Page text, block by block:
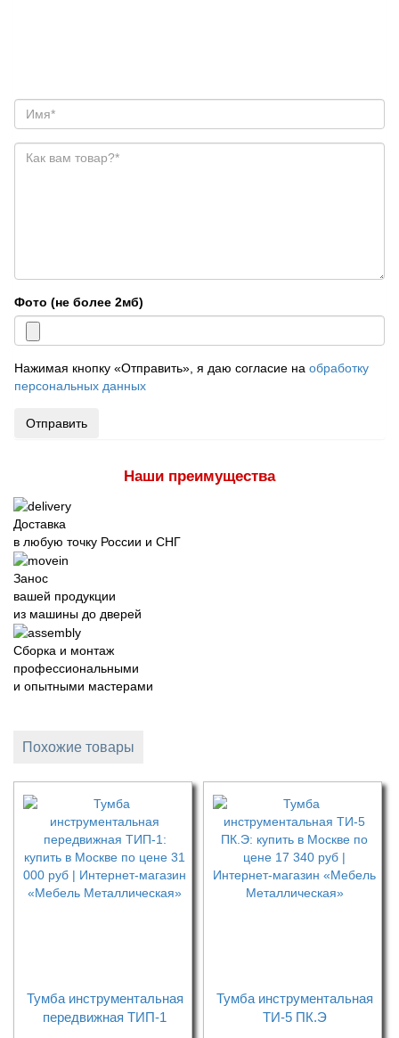
Фото (не более 2мб)
Нажимая кнопку «Отправить», я даю согласие на обработку
персональных данных
Отправить
Наши преимущества
Доставка
в любую точку России и СНГ
Занос
вашей продукции
из машины до дверей
Сборка и монтаж
профессиональными
и опытными мастерами
Похожие товары
Тумба инструментальная
передвижная ТИП-1
Тумба инструментальная
ТИ-5 ПК.Э